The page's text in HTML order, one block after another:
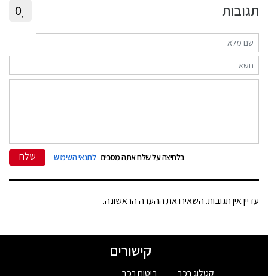
תגובות 0
בלחיצה על שלח אתה מסכים לתנאי השימוש שלח
עדיין אין תגובות. השאירו את ההערה הראשונה.
קישורים
קטלוג רכב ביטוח רכב